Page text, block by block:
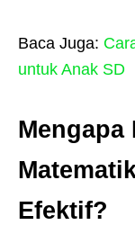
Baca Juga:
untuk Anak SD
Mengapa
Efektif?